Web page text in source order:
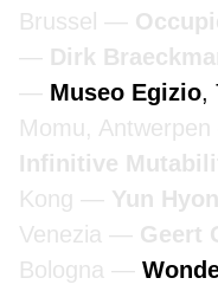
Brussel
Dirk
Museo Egizio,
Momu, Antwerpen
Infinitive
Kong
Yun
Venezia
Geert
Bologna